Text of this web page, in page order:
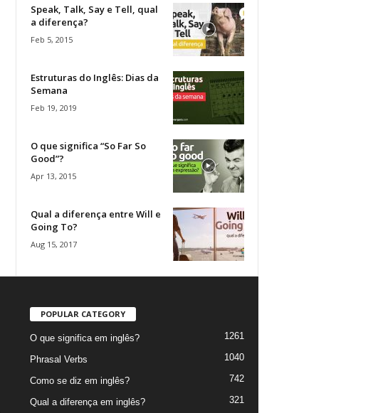
Speak, Talk, Say e Tell, qual
a diferença?
Feb 5, 2015
Estruturas do Inglês: Dias da
Semana
Feb 19, 2019
O que significa “So Far So
Good”?
Apr 13, 2015
Qual a diferença entre Will e
Going To?
Aug 15, 2017
POPULAR CATEGORY
O que significa em inglês? 1261
Phrasal Verbs 1040
Como se diz em inglês? 742
Qual a diferença em inglês? 321